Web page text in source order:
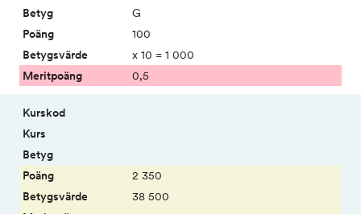
G
100
x 10 = 1 000
0,5
2 350
38 500